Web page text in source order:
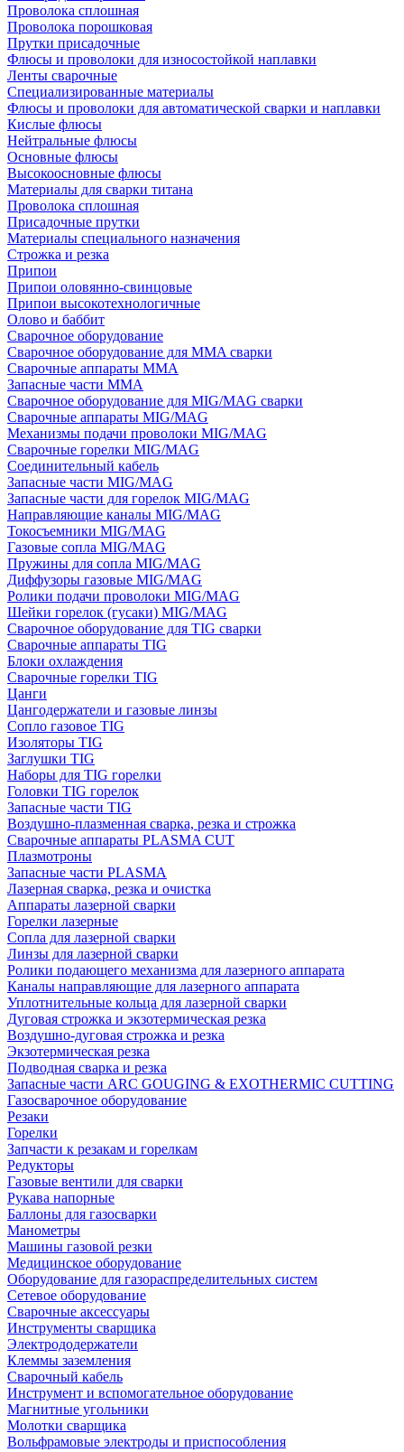
Проволока сплошная
Проволока порошковая
Прутки присадочные
Флюсы и проволоки для износостойкой наплавки
Ленты сварочные
Специализированные материалы
Флюсы и проволоки для автоматической сварки и наплавки
Кислые флюсы
Нейтральные флюсы
Основные флюсы
Высокоосновные флюсы
Материалы для сварки титана
Проволока сплошная
Присадочные прутки
Материалы специального назначения
Строжка и резка
Припои
Припои оловянно-свинцовые
Припои высокотехнологичные
Олово и баббит
Сварочное оборудование
Сварочное оборудование для MMA сварки
Сварочные аппараты MMA
Запасные части MMA
Сварочное оборудование для MIG/MAG сварки
Сварочные аппараты MIG/MAG
Механизмы подачи проволоки MIG/MAG
Сварочные горелки MIG/MAG
Соединительный кабель
Запасные части MIG/MAG
Запасные части для горелок MIG/MAG
Направляющие каналы MIG/MAG
Токосъемники MIG/MAG
Газовые сопла MIG/MAG
Пружины для сопла MIG/MAG
Диффузоры газовые MIG/MAG
Ролики подачи проволоки MIG/MAG
Шейки горелок (гусаки) MIG/MAG
Сварочное оборудование для TIG сварки
Сварочные аппараты TIG
Блоки охлаждения
Сварочные горелки TIG
Цанги
Цангодержатели и газовые линзы
Сопло газовое TIG
Изоляторы TIG
Заглушки TIG
Наборы для TIG горелки
Головки TIG горелок
Запасные части TIG
Воздушно-плазменная сварка, резка и строжка
Сварочные аппараты PLASMA CUT
Плазмотроны
Запасные части PLASMA
Лазерная сварка, резка и очистка
Аппараты лазерной сварки
Горелки лазерные
Сопла для лазерной сварки
Линзы для лазерной сварки
Ролики подающего механизма для лазерного аппарата
Каналы направляющие для лазерного аппарата
Уплотнительные кольца для лазерной сварки
Дуговая строжка и экзотермическая резка
Воздушно-дуговая строжка и резка
Экзотермическая резка
Подводная сварка и резка
Запасные части ARC GOUGING & EXOTHERMIC CUTTING
Газосварочное оборудование
Резаки
Горелки
Запчасти к резакам и горелкам
Редукторы
Газовые вентили для сварки
Рукава напорные
Баллоны для газосварки
Манометры
Машины газовой резки
Медицинское оборудование
Оборудование для газораспределительных систем
Сетевое оборудование
Сварочные аксессуары
Инструменты сварщика
Электрододержатели
Клеммы заземления
Сварочный кабель
Инструмент и вспомогательное оборудование
Магнитные угольники
Молотки сварщика
Вольфрамовые электроды и приспособления